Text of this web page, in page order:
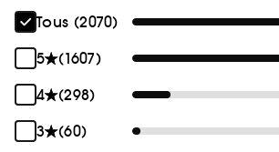
Tous (2070)
5
(1607)
4
(298)
3
(60)